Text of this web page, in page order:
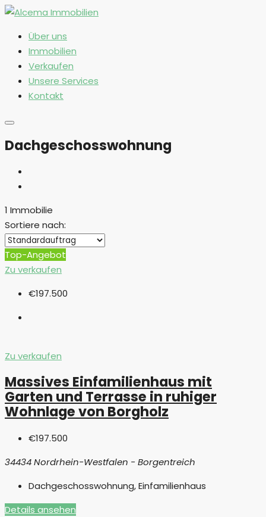
Über uns
Immobilien
Verkaufen
Unsere Services
Kontakt
Dachgeschosswohnung
1 Immobilie
Sortiere nach:
Top-Angebot
Zu verkaufen
€197.500
Zu verkaufen
Massives Einfamilienhaus mit
Garten und Terrasse in ruhiger
Wohnlage von Borgholz
€197.500
34434 Nordrhein-Westfalen - Borgentreich
Dachgeschosswohnung, Einfamilienhaus
Details ansehen